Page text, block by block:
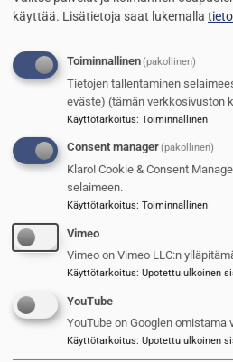
Patrian
15.11.2024
käyttää. Lisätietoja saat lukemalla
Toiminnallinen(pakollinen)
Tietojen tallentaminen
eväste) (tämän verkkosivuston
Käyttötarkoitus: Toiminnallinen
Consent manager(pakollinen)
Klaro! Cookie & Consent
selaimeen.
Käyttötarkoitus: Toiminnallinen
Vimeo
Vimeo on Vimeo LLC:n
Käyttötarkoitus: Upotettu ulkoinen
YouTube
YouTube on Googlen omistama
Käyttötarkoitus: Upotettu ulkoinen